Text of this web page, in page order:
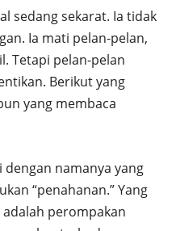
sedang sekarat. Ia tidak
Ia mati pelan-pelan,
Tetapi pelan-pelan
Berikut yang
yang membaca
namanya yang
“penahanan.” Yang
perompakan